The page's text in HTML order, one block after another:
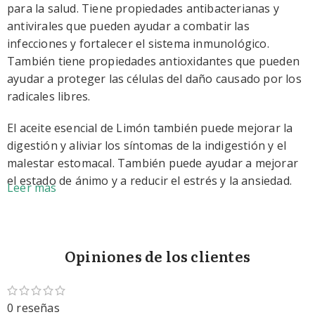
para la salud. Tiene propiedades antibacterianas y
antivirales que pueden ayudar a combatir las
infecciones y fortalecer el sistema inmunológico.
También tiene propiedades antioxidantes que pueden
ayudar a proteger las células del daño causado por los
radicales libres.
El aceite esencial de Limón también puede mejorar la
digestión y aliviar los síntomas de la indigestión y el
malestar estomacal. También puede ayudar a mejorar
el estado de ánimo y a reducir el estrés y la ansiedad.
fresco y energizante, o diluido en un aceite portador
para masajear el cuerpo. También se puede utilizar en
productos de limpieza naturales para desinfectar y
refrescar el hogar.
Leer mas
Opiniones de los clientes
0 reseñas